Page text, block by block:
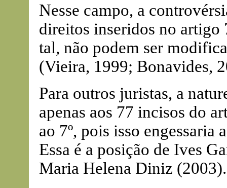
Nesse campo, a
direitos inseridos no artigo
tal, não podem ser
(Vieira, 1999; Bonavides,
Para outros juristas, a
apenas aos 77 incisos do
ao 7º, pois isso engessaria
Essa é a posição de Ives
Maria Helena Diniz (2003).